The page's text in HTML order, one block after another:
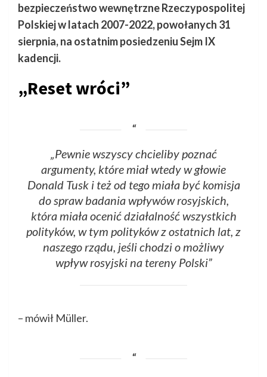
bezpieczeństwo wewnętrzne Rzeczypospolitej
Polskiej w latach 2007-2022, powołanych 31
sierpnia, na ostatnim posiedzeniu Sejm IX
kadencji.
„Reset wróci”
„Pewnie wszyscy chcieliby poznać
argumenty, które miał wtedy w głowie
Donald Tusk i też od tego miała być komisja
do spraw badania wpływów rosyjskich,
która miała ocenić działalność wszystkich
polityków, w tym polityków z ostatnich lat, z
naszego rządu, jeśli chodzi o możliwy
wpływ rosyjski na tereny Polski”
– mówił Müller.